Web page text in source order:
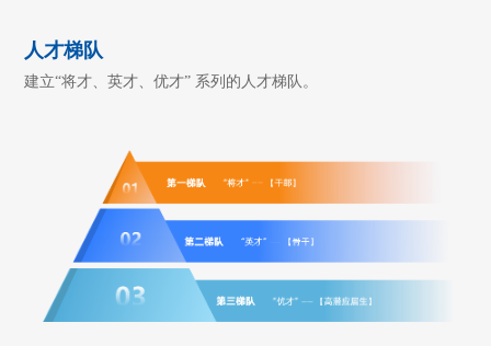
人才梯队
建立“将才、英才、优才” 系列的人才梯队。